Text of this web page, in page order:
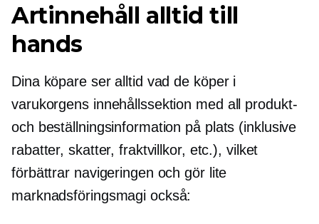
Artinnehåll alltid till
hands
Dina köpare ser alltid vad de köper i
varukorgens innehållssektion med all produkt-
och beställningsinformation på plats (inklusive
rabatter, skatter, fraktvillkor, etc.), vilket
förbättrar navigeringen och gör lite
marknadsföringsmagi också: